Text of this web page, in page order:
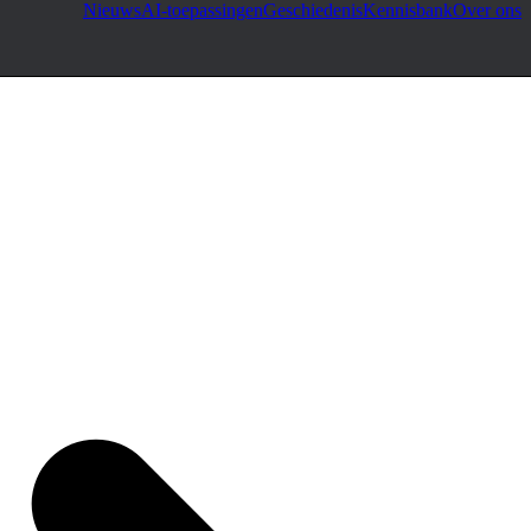
NieuwsAI-toepassingenGeschiedenisKennisbankOver ons